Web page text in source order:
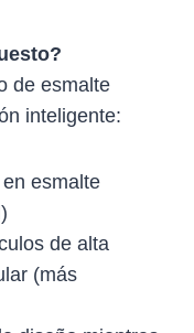
de esmalte
inteligente:
esmalte
de alta
(más